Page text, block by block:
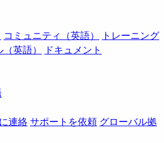
コミュニティ（英語）
トレーニング
英語）
ドキュメント
連絡サポートを依頼 グローバル拠